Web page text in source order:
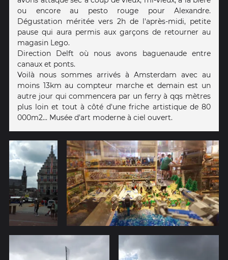
ou encore au pesto rouge pour Alexandre.
Dégustation méritée vers 2h de l'après-midi, petite
pause qui aura permis aux garçons de retourner au
magasin Lego.
Direction Delft où nous avons baguenaude entre
canaux et ponts.
Voilà nous sommes arrivés à Amsterdam avec au
moins 13km au compteur marche et demain est un
autre jour qui commencera par un ferry à qqs mètres
plus loin et tout à côté d'une friche artistique de 80
000m2... Musée d'art moderne à ciel ouvert.